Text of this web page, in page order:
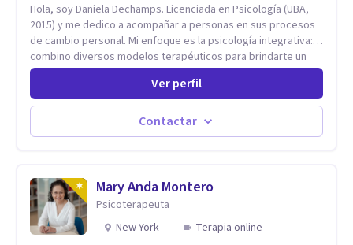
Hola, soy Daniela Dechamps. Licenciada en Psicología (UBA,
2015) y me dedico a acompañar a personas en sus procesos
de cambio personal. Mi enfoque es la psicología integrativa:
combino diversos modelos terapéuticos para brindarte un
espacio humano, seguro y libre de juicios, donde construimos
juntas las herramientas prácticas que necesitas para tu
bienestar en el día a día. Aunque mi formación inicial es en
Terapia Cognitiva, he incorporado enfoques como el
Mindfulness y la Terapia de Aceptación y Compromiso (ACT),
Europa y Asia). Además, colaboré como psicóloga en
Televisión Canaria, conectando con la realidad de las islas.
Mis servicios son 100% online y accesibles. Si buscas un
espacio de escucha profesional y orientado a resultados,
Ver perfil
Contactar
Mary Anda Montero
Psicoterapeuta
New York
Terapia online